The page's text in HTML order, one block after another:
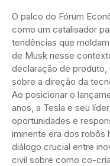
O palco do Fórum
como um catalisador
tendências que
de Musk nesse
declaração de produto,
sobre a direção da
Ao posicionar o
anos, a Tesla e seu
oportunidades e
iminente era dos robôs
diálogo crucial entre
civil sobre como co-